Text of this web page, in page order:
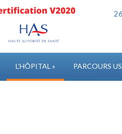
L’HÔPITAL » PARCOURS